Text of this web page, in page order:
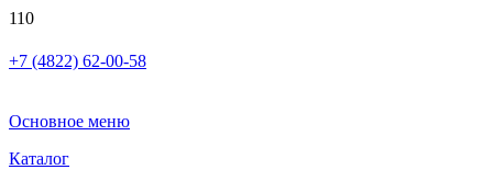
+7 (4822) 62-00-58
Основное меню
Каталог